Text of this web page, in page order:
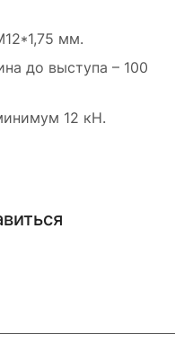
мм.
до выступа – 100
12 кН.